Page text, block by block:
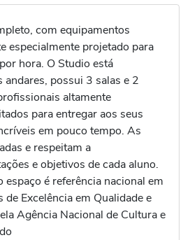
com equipamentos
especialmente projetado para
hora. O Studio está
possui 3 salas e 2
altamente
para entregar aos seus
em pouco tempo. As
e respeitam a
e objetivos de cada aluno.
é referência nacional em
Excelência em Qualidade e
Agência Nacional de Cultura e